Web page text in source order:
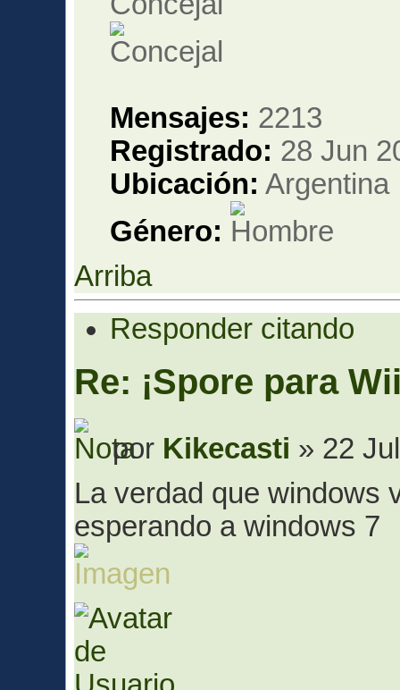
Mensajes: 2213
Registrado: 28 Jun
Ubicación: Argentina
Género:
Arriba
Responder citando
Re: ¡Spore para
por Kikecasti » 22
La verdad que windows
esperando a windows 7